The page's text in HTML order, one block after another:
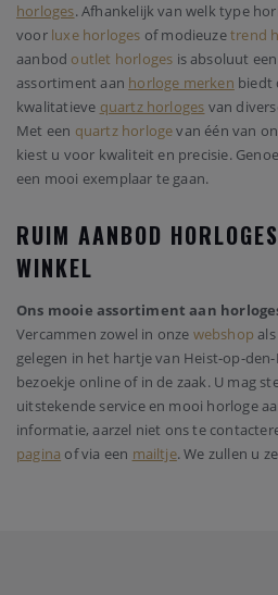
horloges. Afhankelijk van welk type
voor luxe horloges of modieuzetrend
aanbod outlet horloges is absoluut
assortiment aan horloge merken biedt
kwalitatieve quartz horloges van
Met een quartz horlogevan één van
kiest u voor kwaliteit en precisie.
een mooi exemplaar te gaan.
RUIM AANBOD
WINKEL
Ons mooie assortiment aan
Vercammen zowel in onze webshop
gelegen in het hartje van Heist-op-
bezoekje online of in de zaak. U mag
uitstekende service en mooi horloge
informatie, aarzel niet ons te
pagina of via een mailtje. We zullen u